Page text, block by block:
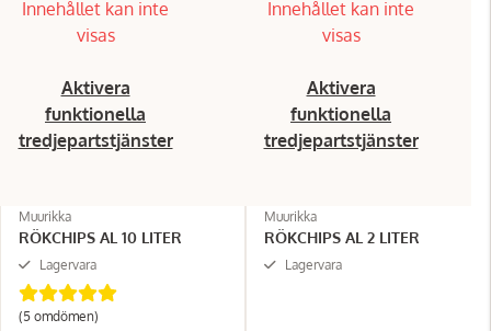
Innehållet kan inte
visas
Aktivera
funktionella
tredjepartstjänster
Muurikka
RÖKCHIPS AL 10 LITER
Lagervara
(5 omdömen)
Innehållet kan inte
visas
Aktivera
funktionella
tredjepartstjänster
Muurikka
RÖKCHIPS AL 2 LITER
Lagervara